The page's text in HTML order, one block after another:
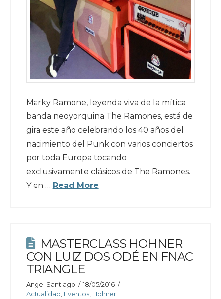
Marky Ramone, leyenda viva de la mítica
banda neoyorquina The Ramones, está de
gira este año celebrando los 40 años del
nacimiento del Punk con varios conciertos
por toda Europa tocando
exclusivamente clásicos de The Ramones.
Y en … Read More
MASTERCLASS HOHNER
CON LUIZ DOS ODÉ EN FNAC
TRIANGLE
Angel Santiago
18/05/2016
Actualidad Eventos, Hohner